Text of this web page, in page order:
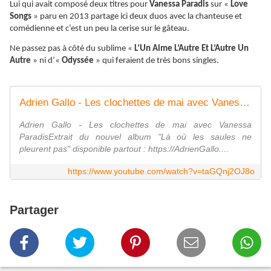
Lui qui avait composé deux titres pour Vanessa Paradis sur « Love
Songs » paru en 2013 partage ici deux duos avec la chanteuse et
comédienne et c’est un peu la cerise sur le gâteau.
Ne passez pas à côté du sublime « L’Un Aime L’Autre Et L’Autre Un
Autre » ni d’« Odyssée » qui feraient de très bons singles.
Adrien Gallo - Les clochettes de mai avec Vanessa Paradis (Clip officiel)
Adrien Gallo - Les clochettes de mai avec Vanessa
ParadisExtrait du nouvel album "Là où les saules ne
pleurent pas" disponible partout : https://AdrienGallo....
https://www.youtube.com/watch?v=taGQnj2OJ8o
Partager